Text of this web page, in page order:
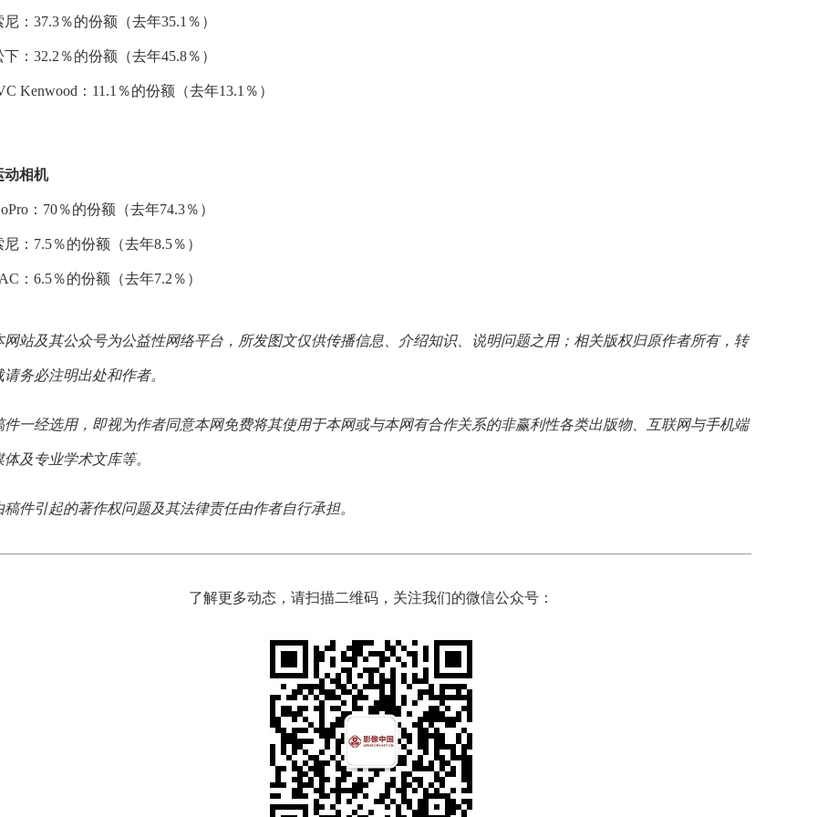
尼：37.3％的份额（去年35.1％）
下：32.2％的份额（去年45.8％）
Kenwood：11.1％的份额（去年13.1％）
动相机
：70％的份额（去年74.3％）
尼：7.5％的份额（去年8.5％）
：6.5％的份额（去年7.2％）
网站及其公众号为公益性网络平台，所发图文仅供传播信息、介绍知识、说明问题之用；相关版权归原作者所有，转
请务必注明出处和作者。
件一经选用，即视为作者同意本网免费将其使用于本网或与本网有合作关系的非赢利性各类出版物、互联网与手机端
体及专业学术文库等。
稿件引起的著作权问题及其法律责任由作者自行承担。
了解更多动态，请扫描二维码，关注我们的微信公众号：